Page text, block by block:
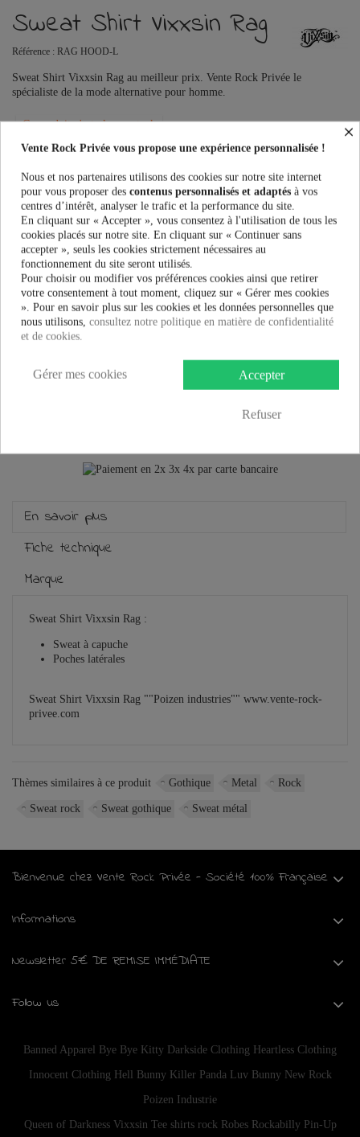
Sweat Shirt Vixxsin Rag
Référence : RAG HOOD-L
Sweat Shirt Vixxsin Rag au meilleur prix. Vente Rock Privée le
spécialiste de la mode alternative pour homme.
Ce produit n'est plus en stock
PRÉVENEZ-MOI LORSQUE LE PRODUIT EST DISPONIBLE
Taille:
57,90 €
et la livraison est offerte !
En savoir plus
Fiche technique
Marque
Sweat Shirt Vixxsin Rag :
Sweat à capuche
Poches latérales
Sweat Shirt Vixxsin Rag ""Poizen industries"" www.vente-rock-
privee.com
Thèmes similaires à ce produit Gothique Metal Rock
Sweat rock Sweat gothique Sweat métal
Bienvenue chez Vente Rock Privée - Société 100% Française
Informations
Newsletter 5€ DE REMISE IMMÉDIATE
Follow us
Banned Apparel Bye Bye Kitty Darkside Clothing Heartless Clothing
Innocent Clothing Hell Bunny Killer Panda Luv Bunny New Rock
Poizen Industrie
Queen of Darkness Vixxsin Tee shirts rock Robes Rockabilly Pin-Up
×
Vente Rock Privée vous propose une expérience personnalisée !
Nous et nos partenaires utilisons des cookies sur notre site internet
pour vous proposer des contenus personnalisés et adaptés à vos
centres d’intérêt, analyser le trafic et la performance du site.
En cliquant sur « Accepter », vous consentez à l'utilisation de tous les
cookies placés sur notre site. En cliquant sur « Continuer sans
accepter », seuls les cookies strictement nécessaires au
fonctionnement du site seront utilisés.
Pour choisir ou modifier vos préférences cookies ainsi que retirer
votre consentement à tout moment, cliquez sur « Gérer mes cookies
». Pour en savoir plus sur les cookies et les données personnelles que
nous utilisons, consultez notre politique en matière de confidentialité
et de cookies.
Accepter
Refuser
Gérer mes cookies